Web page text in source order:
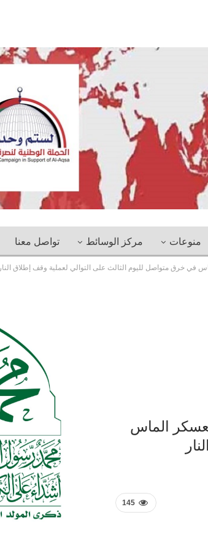
منوعات مركز الوسائط تواصل معنا
خرق متواصل لليوم الثالث على التوالي لعملية وقف إطلاق النار
الماس
145